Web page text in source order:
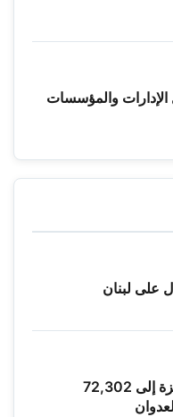
والمؤسسات
ارتفاع حصيلة الشهداء في قطاع غزة إلى 72,302